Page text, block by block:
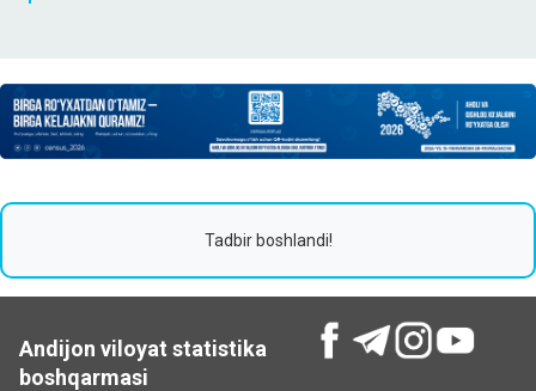
Tadbir boshlandi!
Andijon viloyat statistika
boshqarmasi